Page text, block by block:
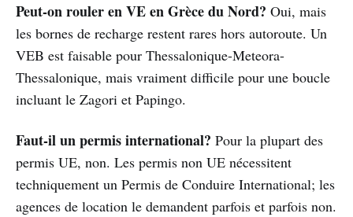
Peut-on rouler en VE en Grèce du Nord? Oui, mais
les bornes de recharge restent rares hors autoroute. Un
VEB est faisable pour Thessalonique-Meteora-
Thessalonique, mais vraiment difficile pour une boucle
incluant le Zagori et Papingo.
Faut-il un permis international? Pour la plupart des
permis UE, non. Les permis non UE nécessitent
techniquement un Permis de Conduire International; les
agences de location le demandent parfois et parfois non.